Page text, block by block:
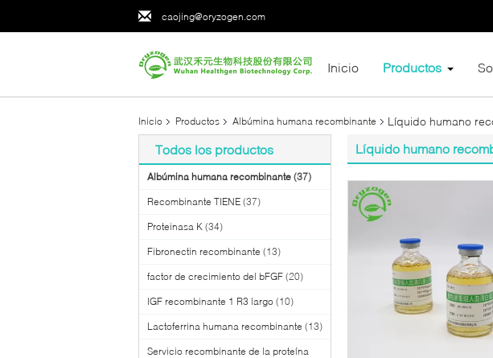
caojing@oryzogen.com
Inicio Productos
Inicio Productos Albúmina humana recombinante Líquido humano
Todos los productos
Albúmina humana recombinante (37)
Recombinante TIENE (37)
Proteinasa K (34)
Fibronectin recombinante (13)
factor de crecimiento del bFGF (20)
IGF recombinante 1 R3 largo (10)
Lactoferrina humana recombinante (13)
Servicio recombinante de la proteína
Líquido humano